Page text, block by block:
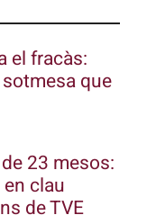
el fracàs:
que
23 mesos:
clau
de TVE